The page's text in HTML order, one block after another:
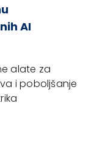
AI
alate za
i poboljšanje